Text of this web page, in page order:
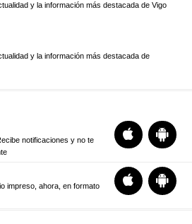
y la información más destacada de Vigo
y la información más destacada de
notificaciones y no te
impreso, ahora, en formato